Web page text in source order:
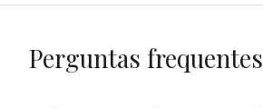
Perguntas frequentes